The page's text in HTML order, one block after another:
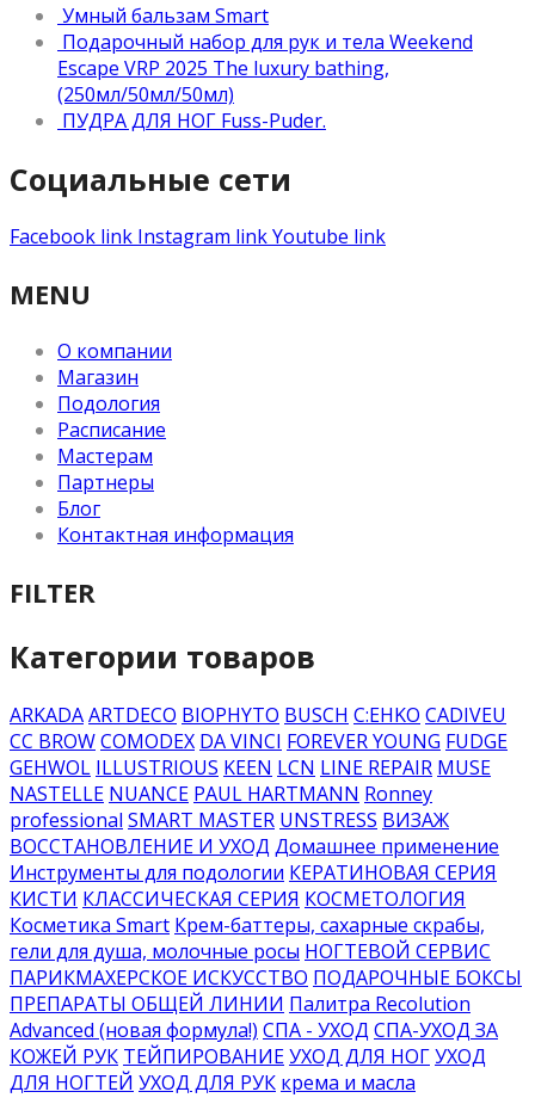
Умный бальзам Smart
Подарочный набор для рук и тела Weekend
Escape VRP 2025 The luxury bathing,
(250мл/50мл/50мл)
ПУДРА ДЛЯ НОГ Fuss-Puder.
Социальные сети
Facebook link Instagram linkYoutube link
MENU
О компании
Магазин
Подология
Расписание
Мастерам
Партнеры
Блог
Контактная информация
FILTER
Категории товаров
ARKADAARTDECO BIOPHYTO BUSCH C:EHKO CADIVEU
CC BROWCOMODEX DA VINCI FOREVER YOUNG FUDGE
GEHWOL ILLUSTRIOUS KEEN LCN LINE REPAIR MUSE
NASTELLE NUANCE PAUL HARTMANN Ronney
professional SMART MASTER UNSTRESS ВИЗАЖ
ВОССТАНОВЛЕНИЕ И УХОД Домашнее применение
Инструменты для подологии КЕРАТИНОВАЯ СЕРИЯ
КИСТИ КЛАССИЧЕСКАЯ СЕРИЯ КОСМЕТОЛОГИЯ
Косметика Smart Крем-баттеры, сахарные скрабы,
гели для душа, молочные росы НОГТЕВОЙ СЕРВИС
ПАРИКМАХЕРСКОЕ ИСКУССТВО ПОДАРОЧНЫЕ БОКСЫ
ПРЕПАРАТЫ ОБЩЕЙ ЛИНИИ Палитра Recolution
Advanced (новая формула!) СПА - УХОД СПА-УХОД ЗА
КОЖЕЙ РУК ТЕЙПИРОВАНИЕУХОД ДЛЯ НОГУХОД
ДЛЯ НОГТЕЙ УХОД ДЛЯ РУК крема и масла